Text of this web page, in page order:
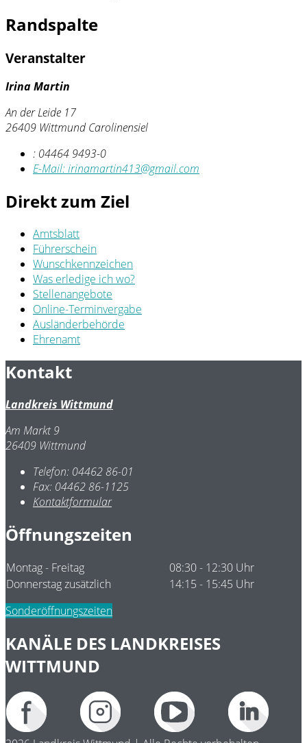
Randspalte
Veranstalter
Irina Martin
An der Leide 17
26409 Wittmund Carolinensiel
: 04464 9493-0
E-Mail:irinamartin413@gmail.com
Direkt zum Ziel
Amtsblatt
Führerschein
Wunschkennzeichen
Was erledige ich wo?
Stellenangebote
Online-Terminvergabe
Ausländerbehörde
Ehrenamt
Kontakt
Landkreis Wittmund
Am Markt 9
26409 Wittmund
Telefon: 04462 86-01
Fax: 04462 86-1125
Kontaktformular
Öffnungszeiten
Montag - Freitag
08:30 - 12:30 Uhr
Donnerstag zusätzlich
14:15 - 15:45 Uhr
Sonderöffnungszeiten
KANÄLE DES LANDKREISES
WITTMUND